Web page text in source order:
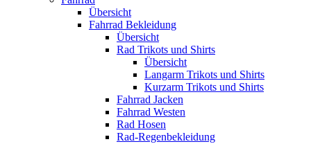
Übersicht
Fahrrad Bekleidung
Übersicht
Rad Trikots und Shirts
Übersicht
Langarm Trikots und Shirts
Kurzarm Trikots und Shirts
Fahrrad Jacken
Fahrrad Westen
Rad Hosen
Rad-Regenbekleidung